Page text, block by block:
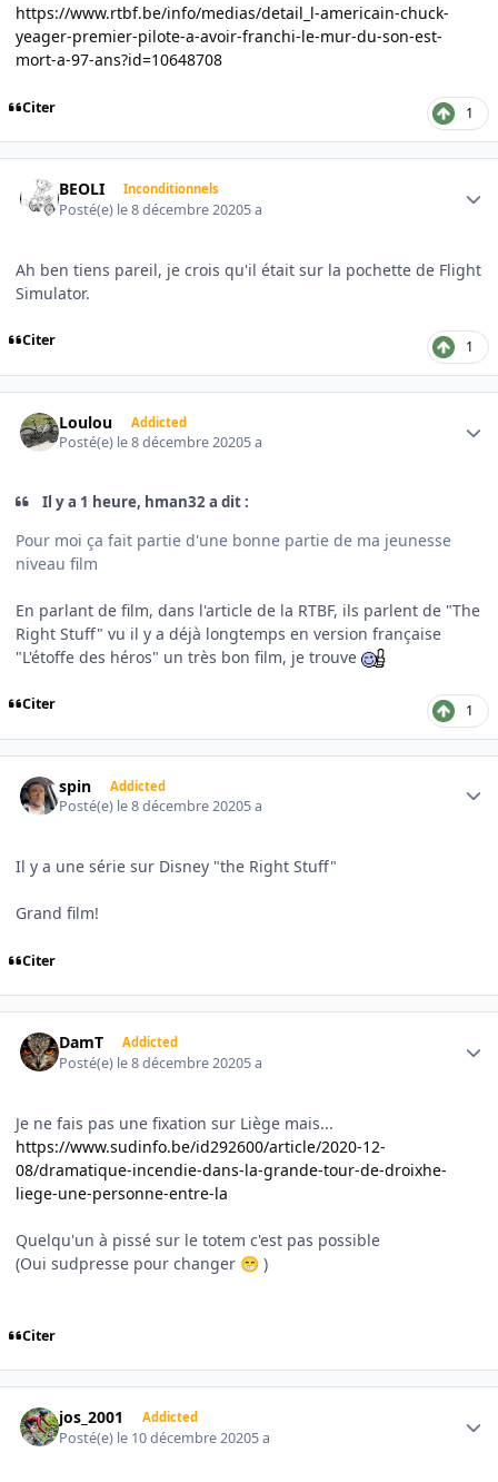
https://www.rtbf.be/info/medias/detail_l-americain-chuck-
yeager-premier-pilote-a-avoir-franchi-le-mur-du-son-est-
mort-a-97-ans?id=10648708
Citer 1
BEOLI Inconditionnels
Posté(e) le 8 décembre 20205 a
Ah ben tiens pareil, je crois qu'il était sur la pochette de Flight
Simulator.
Citer 1
Loulou Addicted
Posté(e) le 8 décembre 20205 a
Il y a 1 heure, hman32 a dit :
Pour moi ça fait partie d'une bonne partie de ma jeunesse
niveau film
En parlant de film, dans l'article de la RTBF, ils parlent de "The
Right Stuff" vu il y a déjà longtemps en version française
"L'étoffe des héros" un très bon film, je trouve
Citer 1
spin Addicted
Posté(e) le 8 décembre 20205 a
Il y a une série sur Disney "the Right Stuff"
Grand film!
Citer
DamT Addicted
Posté(e) le 8 décembre 20205 a
Je ne fais pas une fixation sur Liège mais...
https://www.sudinfo.be/id292600/article/2020-12-
08/dramatique-incendie-dans-la-grande-tour-de-droixhe-
liege-une-personne-entre-la
Quelqu'un à pissé sur le totem c'est pas possible
(Oui sudpresse pour changer 😁 )
Citer
jos_2001 Addicted
Posté(e) le 10 décembre 20205 a